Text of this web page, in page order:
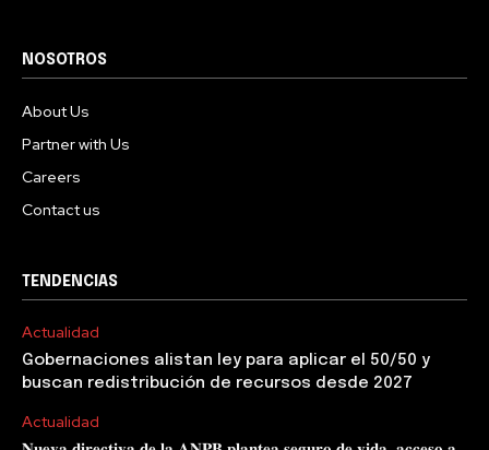
NOSOTROS
About Us
Partner with Us
Careers
Contact us
TENDENCIAS
Actualidad
Gobernaciones alistan ley para aplicar el 50/50 y
buscan redistribución de recursos desde 2027
Actualidad